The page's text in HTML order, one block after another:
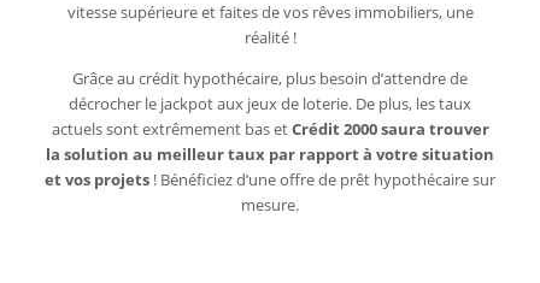
vitesse supérieure et faites de vos rêves immobiliers, une
réalité !
Grâce au crédit hypothécaire, plus besoin d’attendre de
décrocher le jackpot aux jeux de loterie. De plus, les taux
actuels sont extrêmement bas etCrédit 2000 saura trouver
la solution au meilleur taux par rapport à votre situation
et vos projets ! Bénéficiez d’une offre de prêt hypothécaire sur
mesure.